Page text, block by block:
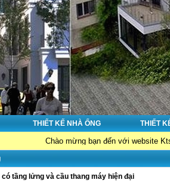
THIẾT KẾ NHÀ ỐNG THIẾT
mừng bạn đến với website Ktshanoi.net,
tầng lửng và cầu thang máy hiện đại